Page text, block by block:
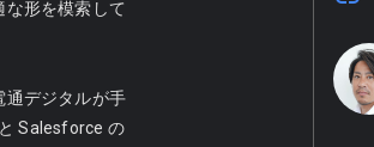
な形を模索して
通デジタルが手
Salesforce の